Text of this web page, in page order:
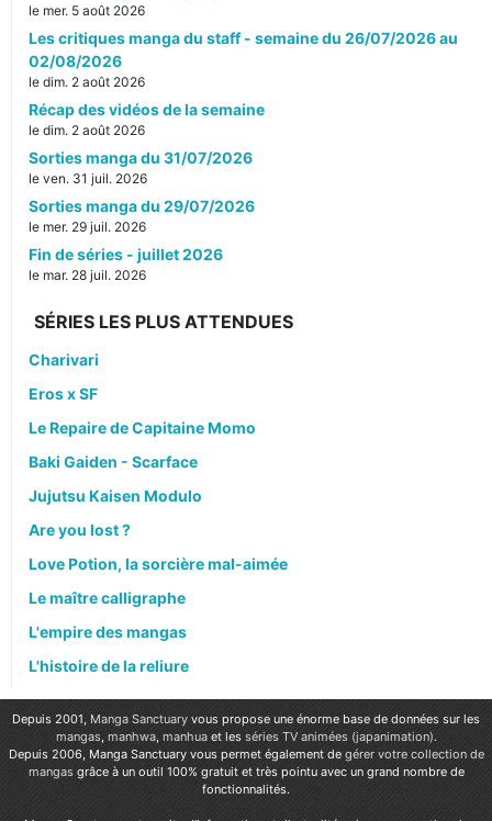
le mer. 5 août 2026
Les critiques manga du staff - semaine du 26/07/2026 au
02/08/2026
le dim. 2 août 2026
Récap des vidéos de la semaine
le dim. 2 août 2026
Sorties manga du 31/07/2026
le ven. 31 juil. 2026
Sorties manga du 29/07/2026
le mer. 29 juil. 2026
Fin de séries - juillet 2026
le mar. 28 juil. 2026
SÉRIES LES PLUS ATTENDUES
Charivari
Eros x SF
Le Repaire de Capitaine Momo
Baki Gaiden - Scarface
Jujutsu Kaisen Modulo
Are you lost ?
Love Potion, la sorcière mal-aimée
Le maître calligraphe
L'empire des mangas
L'histoire de la reliure
Depuis 2001, Manga Sanctuary vous propose une énorme base de données sur les
mangas, manhwa, manhuaet les séries TV animées (japanimation).
Depuis 2006, Manga Sanctuary vous permet également de gérer votre collection de
mangas grâce à un outil 100% gratuit et très pointu avec un grand nombre de
fonctionnalités.